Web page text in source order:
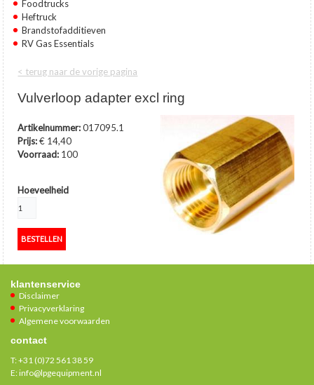
Foodtrucks
Heftruck
Brandstofadditieven
RV Gas Essentials
< terug naar de vorige pagina
Vulverloop adapter excl ring
Artikelnummer:017095.1
Prijs: € 14,40
Voorraad: 100
Hoeveelheid
klantenservice
Disclaimer
Privacyverklaring
Algemene voorwaarden
contact
T:+31 (0)72 561 38 59
E:info@lpgequipment.nl